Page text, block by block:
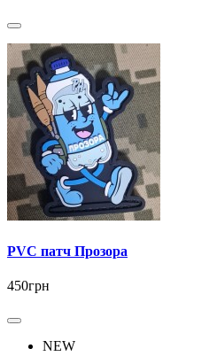
PVC патч Прозора
450грн
NEW